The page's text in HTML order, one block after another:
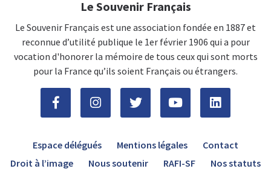
Le Souvenir Français
Le Souvenir Français est une association fondée en 1887 et
reconnue d’utilité publique le 1er février 1906 qui a pour
vocation d'honorer la mémoire de tous ceux qui sont morts
pour la France qu’ils soient Français ou étrangers.
Espace délégués Mentions légales
Contact
Droit à l’image
Nous soutenir RAFI-SF Nos statuts